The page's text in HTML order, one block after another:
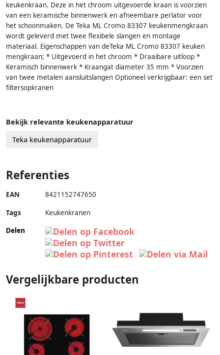
keukenkraan. Deze in het chroom uitgevoerde kraan is voorzien
van een keramische binnenwerk en afneembare perlator voor
het schoonmaken. De Teka ML Cromo 83307 keukenmengkraan
wordt geleverd met twee flexibele slangen en montage
materiaal. Eigenschappen van deTeka ML Cromo 83307 keuken
mengkraan; * Uitgevoerd in het chroom * Draaibare uitloop *
Keramisch binnenwerk * Kraangat diameter 35 mm * Voorzien
van twee metalen aansluitslangen Optioneel verkrijgbaar: een set
filtersopkranen
Bekijk relevante keukenapparatuur
Teka keukenapparatuur
Referenties
EAN 8421152747650
Tags
Keukenkranen
Delen
Vergelijkbare producten